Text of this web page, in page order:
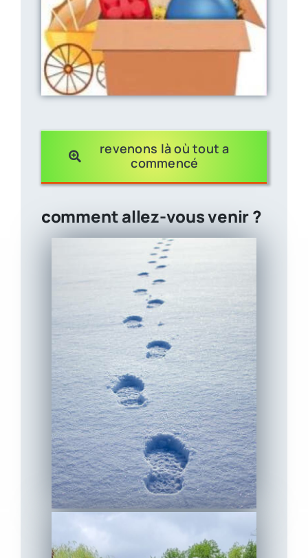
revenons là où tout a
commencé
comment allez-vous venir ?